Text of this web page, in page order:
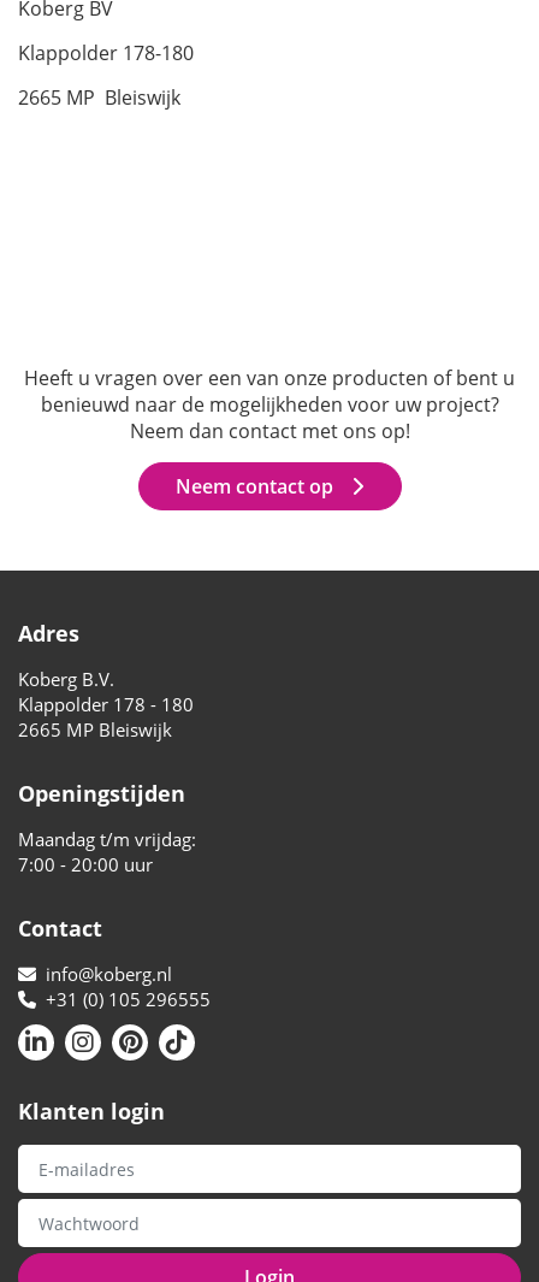
Koberg BV
Klappolder 178-180
2665 MP Bleiswijk
Heeft u vragen over een van onze producten of bent u
benieuwd naar de mogelijkheden voor uw project?
Neem dan contact met ons op!
Neem contact op
Adres
Koberg B.V.
Klappolder 178 - 180
2665 MP Bleiswijk
Openingstijden
Maandag t/m vrijdag:
7:00 - 20:00 uur
Contact
info@koberg.nl
+31 (0) 105 296555
Klanten login